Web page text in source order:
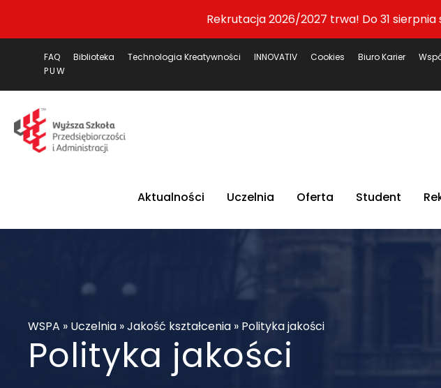
Rekrutacja 2026/2027 trwa! Do 31
FAQ Biblioteka Technologia Kreatywności INNOVATIV Cookies Biuro Karier
PUW
Aktualności Uczelnia Oferta Student
WSPA » Uczelnia »Jakość kształcenia » Polityka jakości
Polityka jakości